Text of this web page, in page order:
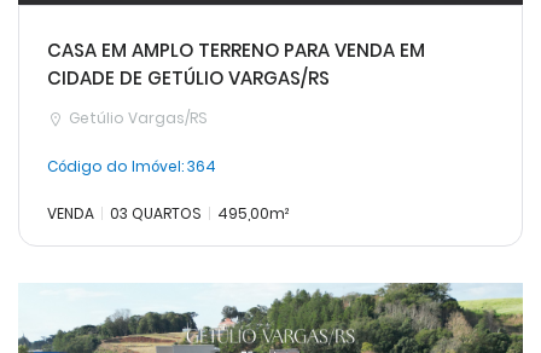
CASA EM AMPLO TERRENO PARA VENDA EM
CIDADE DE GETÚLIO VARGAS/RS
Getúlio Vargas/RS
Código do Imóvel:364
VENDA 03 QUARTOS 495,00m²